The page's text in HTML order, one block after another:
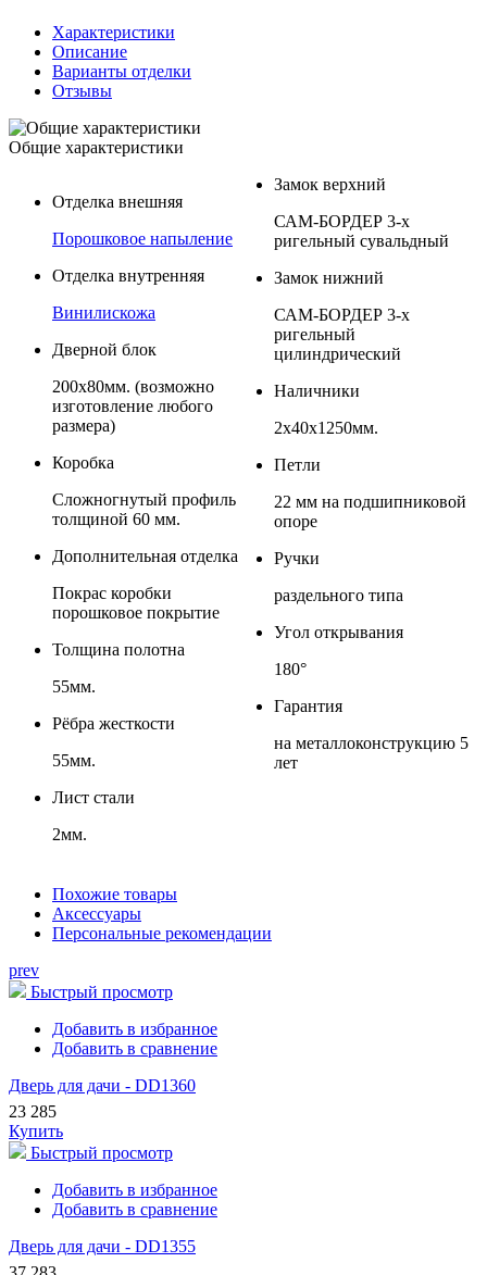
Характеристики
Описание
Варианты отделки
Отзывы
Общие характеристики
Отделка внешняя
Порошковое напыление
Отделка внутренняя
Винилискожа
Дверной блок
200х80мм. (возможно
изготовление любого
размера)
Коробка
Сложногнутый профиль
толщиной 60 мм.
Дополнительная отделка
Покрас коробки
порошковое покрытие
Толщина полотна
55мм.
Рёбра жесткости
55мм.
Лист стали
2мм.
Замок верхний
САМ-БОРДЕР 3-х
ригельный сувальдный
Замок нижний
САМ-БОРДЕР 3-х
ригельный
цилиндрический
Наличники
2х40х1250мм.
Петли
22 мм на подшипниковой
опоре
Ручки
раздельного типа
Угол открывания
180°
Гарантия
на металлоконструкцию 5
лет
Похожие товары
Аксессуары
Персональные рекомендации
prev
Быстрый просмотр
Добавить в избранное
Добавить в сравнение
Дверь для дачи - DD1360
23 285
Купить
Быстрый просмотр
Добавить в избранное
Добавить в сравнение
Дверь для дачи - DD1355